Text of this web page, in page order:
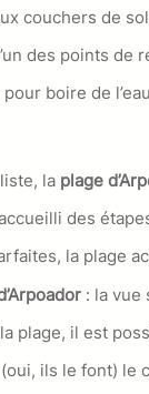
couchers de
des points de
boire de
la plage
des
la plage
: la vue
plage, il est
ils le font) le